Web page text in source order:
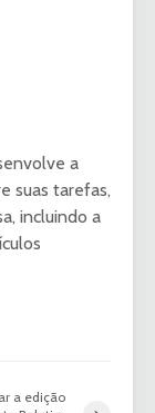
a
suas tarefas,
incluindo a
a edição